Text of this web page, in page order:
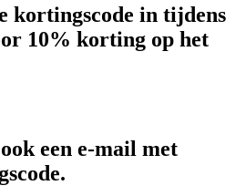
kortingscode in tijdens
10% korting op het
een e-mail met